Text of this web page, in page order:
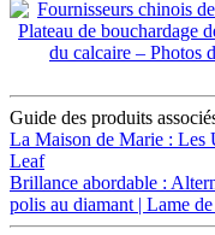
Guide des produits
La Maison de Marie : Les
Leaf
Brillance abordable :
polis au diamant | Lame